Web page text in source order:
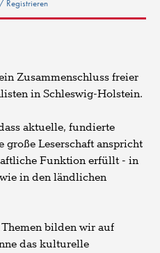
Registrieren
Zusammenschluss freier
in Schleswig-Holstein.
aktuelle, fundierte
Leserschaft anspricht
Funktion erfüllt - in
in den ländlichen
bilden wir auf
das kulturelle